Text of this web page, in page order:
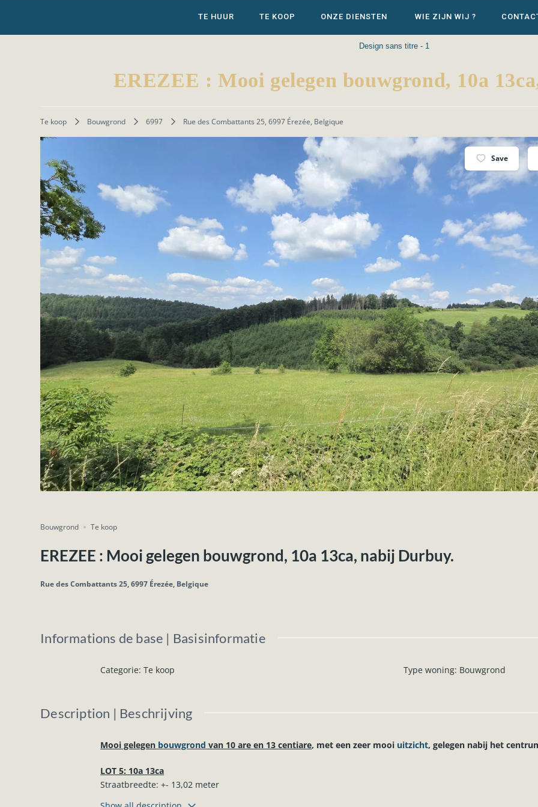
TE HUUR TE KOOP ONZE DIENSTEN WIE ZIJN WIJ ?
Design sans titre - 1
EREZEE : Mooi gelegen bouwgrond, 10a
Te koop Bouwgrond 6997 Rue des Combattants 25, 6997 Érezée, Belgique
Save
Bouwgrond Te koop
EREZEE : Mooi gelegen bouwgrond, 10a 13ca, nabij Durbuy.
Rue des Combattants 25, 6997 Érezée, Belgique
Informations de base | Basisinformatie
Categorie: Te koop Type woning: Bouwgrond
Description | Beschrijving
Mooi gelegen bouwgrond van 10 are en 13 centiare, met een zeer mooi uitzicht, gelegen nabij het
LOT 5: 10a 13ca
Straatbreedte: +- 13,02 meter